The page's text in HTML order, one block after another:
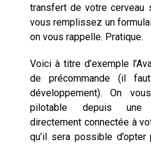
transfert de votre cerveau
vous remplissez un
on vous rappelle. Pratique.
Voici à titre d’exemple
de précommande (il
développement). On
pilotable depuis une
directement connectée à
qu’il sera possible